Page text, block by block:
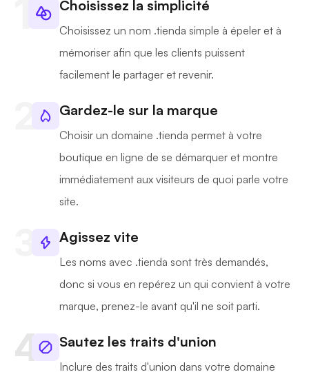
Choisissez la simplicité
Choisissez un nom .tienda simple à épeler et à
mémoriser afin que les clients puissent
facilement le partager et revenir.
Gardez-le sur la marque
Choisir un domaine .tienda permet à votre
boutique en ligne de se démarquer et montre
immédiatement aux visiteurs de quoi parle votre
site.
Agissez vite
Les noms avec .tienda sont très demandés,
donc si vous en repérez un qui convient à votre
marque, prenez-le avant qu'il ne soit parti.
Sautez les traits d'union
Inclure des traits d'union dans votre domaine